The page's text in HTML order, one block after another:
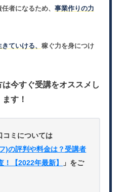
者になるため、事業作りの力
きていける、稼ぐ力を身につけ
は今すぐ受講をオススメし
ます！
コミについては
)の評判や料金は？受講者
！【2022年最新】
」をご